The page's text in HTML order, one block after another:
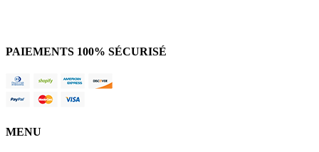
PAIEMENTS 100% SÉCURISÉ
MENU